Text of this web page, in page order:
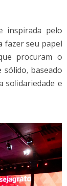
inspirada pelo
fazer seu papel
procuram o
baseado
solidariedade e